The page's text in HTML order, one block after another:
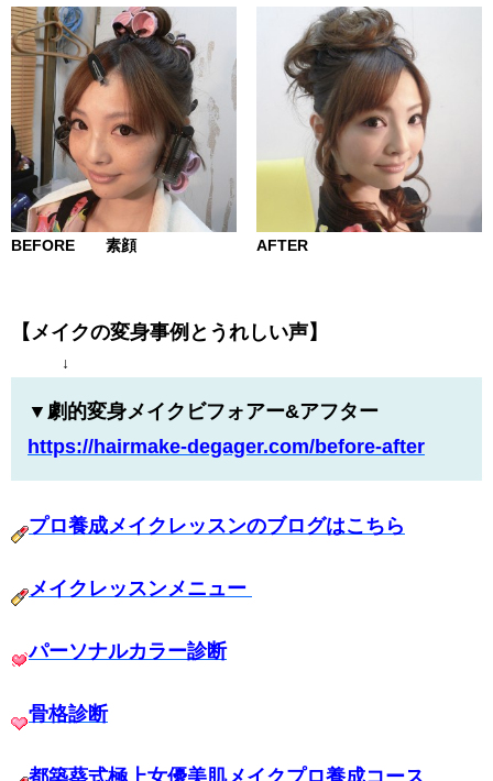
BEFORE 素顔 AFTER
【メイクの変身事例とうれしい声】
↓
▼劇的変身メイクビフォアー&アフター
https://hairmake-degager.com/before-after
プロ養成メイクレッスンのブログはこちら
メイクレッスンメニュー
パーソナルカラー診断
骨格診断
都築葵式極上女優美肌メイクプロ養成コース